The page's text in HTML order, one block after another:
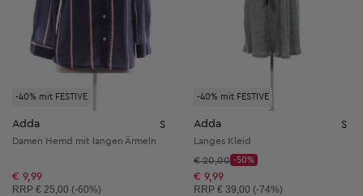
-40% mit FESTIVE
Adda S
Damen Hemd mit langen Ärmeln
€ 9,99
Unverbindliche Preisempfehlung:
RRP € 25,00 (-60%)
-40% mit FESTIVE
Adda S
Langes Kleid
Startpreis:
€ 20,00
Discount Price:
-50%
Reduzierter Preis:
€ 9,99
Unverbindliche Preisempfehlung:
RRP € 39,00 (-74%)